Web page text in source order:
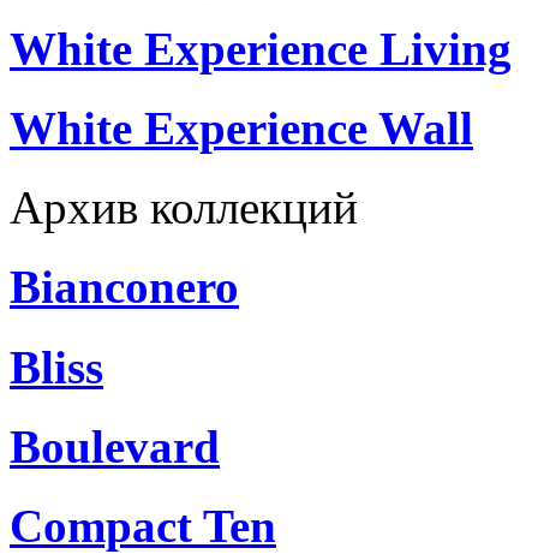
White Experience Living
White Experience Wall
Архив коллекций
Bianconero
Bliss
Boulevard
Compact Ten